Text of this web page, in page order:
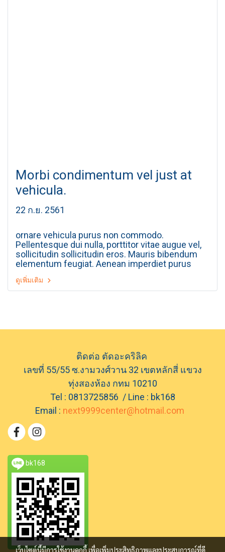
Morbi condimentum vel just at
vehicula.
22 ก.ย. 2561
ornare vehicula purus non commodo.
Pellentesque dui nulla, porttitor vitae augue vel,
sollicitudin sollicitudin eros. Mauris bibendum
elementum feugiat. Aenean imperdiet purus
velit, sed feugiat justo fringilla vitae. Praesent
libero leo, fermentum ut lectus at, cursus
tincidunt lectus. Aliquam eget risus eget dui
Aliquam erat volutpat. Nulla augue eros, tempor
lectus. Morbi hendrerit sapien vel enim mattis,
sed consectetur mauris auctor. Nulla in eros sed
ligula aliquam mattis. Duis at nibh sit amet elit
vestibulum dignissim vel et urna.
ดูเพิ่มเติม
ติดต่อ ตัดอะคริลิค
เลขที่ 55/55 ซ.งามวงศ์วาน 32 เขตหลักสี่ แขวง
ทุ่งสองห้อง กทม 10210
Tel : 0813725856 / Line : bk168
Email : next9999center@hotmail.com
bk168
เว็บไซต์นี้มีการใช้งานคุกกี้ เพื่อเพิ่มประสิทธิภาพและประสบการณ์ที่ดี